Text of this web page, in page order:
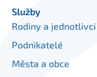
Služby
Rodiny a jednotlivci
Podnikatelé
Města a obce